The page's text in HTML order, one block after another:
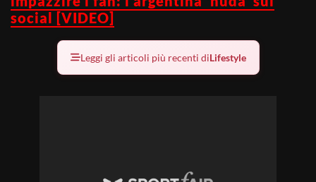
social [VIDEO]
Leggi gli articoli più recenti diLifestyle